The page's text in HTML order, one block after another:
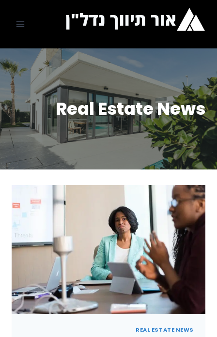
content
אור תיווך נדל"ן
Real Estate News
REAL ESTATE NEWS